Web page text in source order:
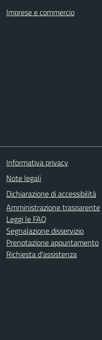
Imprese e commercio
Informativa privacy
Note legali
Dichiarazione di accessibilità
Amministrazione trasparente
Leggi le FAQ
Segnalazione disservizio
Prenotazione appuntamento
Richiesta d'assistenza